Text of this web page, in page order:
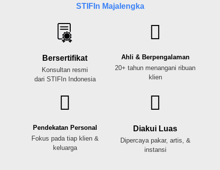
STIFIn Majalengka
Bersertifikat
Konsultan resmi
dari STIFIn Indonesia
Ahli & Berpengalaman
20+ tahun menangani ribuan
klien
Pendekatan Personal
Fokus pada tiap klien &
keluarga
Diakui Luas
Dipercaya pakar, artis, &
instansi